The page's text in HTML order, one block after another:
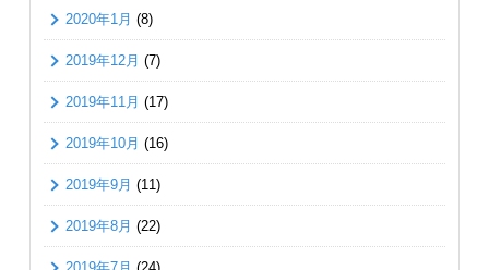
2020年1月 (8)
2019年12月 (7)
2019年11月 (17)
2019年10月 (16)
2019年9月 (11)
2019年8月 (22)